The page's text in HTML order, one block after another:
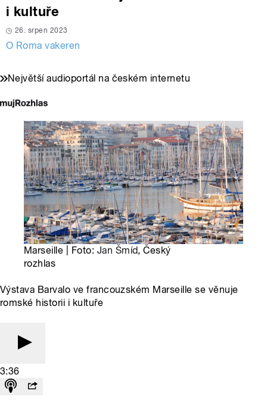
i kultuře
26. srpen 2023
O Roma vakeren
Největší audioportál na českém internetu
Marseille | Foto: Jan Šmíd, Český
rozhlas
Výstava Barvalo ve francouzském Marseille se věnuje
romské historii i kultuře
3:36